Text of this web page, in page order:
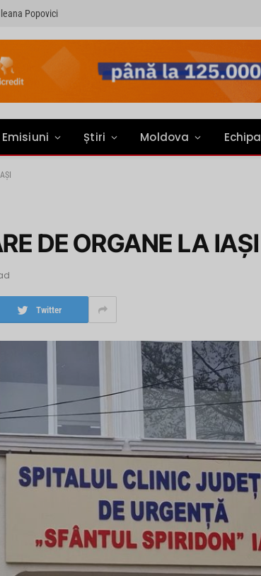
Popovici
Emisiuni Știri Moldova Echipa
DE ORGANE LA IAŞI
Twitter